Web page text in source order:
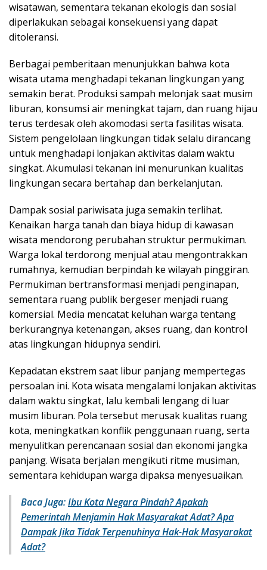
wisatawan, sementara tekanan ekologis dan sosial
diperlakukan sebagai konsekuensi yang dapat
ditoleransi.
Berbagai pemberitaan menunjukkan bahwa kota
wisata utama menghadapi tekanan lingkungan yang
semakin berat. Produksi sampah melonjak saat musim
liburan, konsumsi air meningkat tajam, dan ruang hijau
terus terdesak oleh akomodasi serta fasilitas wisata.
Sistem pengelolaan lingkungan tidak selalu dirancang
untuk menghadapi lonjakan aktivitas dalam waktu
singkat. Akumulasi tekanan ini menurunkan kualitas
lingkungan secara bertahap dan berkelanjutan.
Dampak sosial pariwisata juga semakin terlihat.
Kenaikan harga tanah dan biaya hidup di kawasan
wisata mendorong perubahan struktur permukiman.
Warga lokal terdorong menjual atau mengontrakkan
rumahnya, kemudian berpindah ke wilayah pinggiran.
Permukiman bertransformasi menjadi penginapan,
sementara ruang publik bergeser menjadi ruang
komersial. Media mencatat keluhan warga tentang
berkurangnya ketenangan, akses ruang, dan kontrol
atas lingkungan hidupnya sendiri.
Kepadatan ekstrem saat libur panjang mempertegas
persoalan ini. Kota wisata mengalami lonjakan aktivitas
dalam waktu singkat, lalu kembali lengang di luar
musim liburan. Pola tersebut merusak kualitas ruang
kota, meningkatkan konflik penggunaan ruang, serta
menyulitkan perencanaan sosial dan ekonomi jangka
panjang. Wisata berjalan mengikuti ritme musiman,
sementara kehidupan warga dipaksa menyesuaikan.
Baca Juga:Ibu Kota Negara Pindah? Apakah
Pemerintah Menjamin Hak Masyarakat Adat? Apa
Dampak Jika Tidak Terpenuhinya Hak-Hak Masyarakat
Adat?